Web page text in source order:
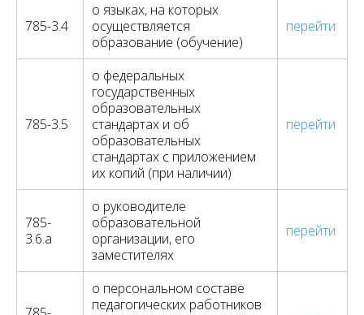
785-3.4
о языках, на которых
осуществляется
образование (обучение)
перейти
785-3.5
о федеральных
государственных
образовательных
стандартах и об
образовательных
стандартах с приложением
их копий (при наличии)
перейти
785-
3.6.а
о руководителе
образовательной
организации, его
заместителях
перейти
о персональном составе
педагогических работников